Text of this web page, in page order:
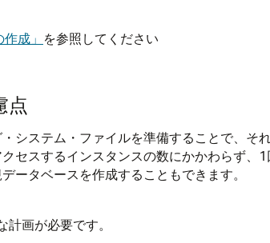
成」 を参照してください
点
システム・ファイルを準備することで、そ
セスするインスタンスの数にかかわらず
ータベースを作成することもできます。
画が必要です。